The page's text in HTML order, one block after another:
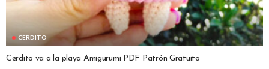
CERDITO
Cerdito va a la playa Amigurumi PDF Patrón Gratuito